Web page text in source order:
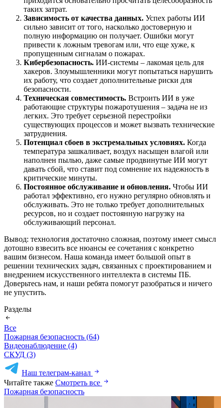
таких затрат.
Зависимость от качества данных. Успех работы ИИ
сильно зависит от того, насколько достоверную и
полную информацию он получает. Ошибки могут
привести к ложным тревогам или, что еще хуже, к
пропущенным сигналам о пожарах.
Кибербезопасность. ИИ-системы – лакомая цель для
хакеров. Злоумышленники могут попытаться нарушить
их работу, что создает дополнительные риски для
безопасности.
Техническая совместимость. Встроить ИИ в уже
работающие структуры пожаротушения – задача не из
легких. Это требует серьезной перестройки
существующих процессов и может вызвать технические
затруднения.
Потенциал сбоев в экстремальных условиях. Когда
температура зашкаливает, воздух насыщен влагой или
наполнен пылью, даже самые продвинутые ИИ могут
давать сбой, что ставит под сомнение их надежность в
критические минуты.
Постоянное обслуживание и обновления. Чтобы ИИ
работал эффективно, его нужно регулярно обновлять и
обслуживать. Это не только требует дополнительных
ресурсов, но и создает постоянную нагрузку на
обслуживающий персонал.
Вывод: технология достаточно сложная, поэтому имеет смысл
дотошно взвесить все нюансы ее сочетания с конкретно
вашим бизнесом. Наша команда имеет большой опыт в
решении технических задач, связанных с проектированием и
внедрением искусственного интеллекта в системы ПБ.
Доверьтесь нам, и наши ребята помогут разобраться и ничего
не упустить.
Разделы
Все
Пожарная безопасность (64)
Видеонаблюдение (4)
СКУД (3)
Наш телеграм-канал
Читайте также Смотреть все
Пожарная безопасность